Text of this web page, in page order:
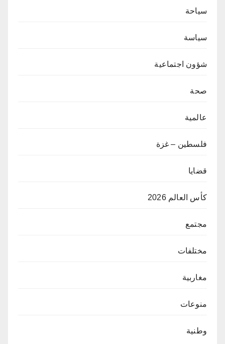
سياحة
سياسة
شؤون اجتماعية
صحة
عالمية
فلسطين – غزة
قضايا
كأس العالم 2026
مجتمع
مختلفات
مغاربية
منوعات
وطنية